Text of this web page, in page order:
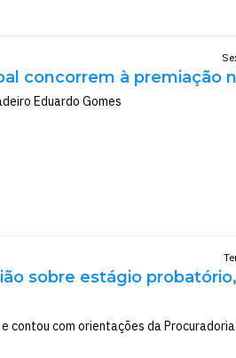
concorrem à premiação
Eduardo Gomes
sobre estágio
contou com orientações da